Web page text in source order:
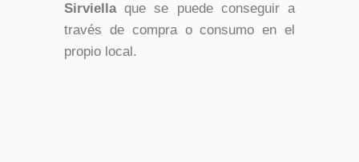
Sirviellaque se puede conseguir a
través de compra o consumo en el
propio local.